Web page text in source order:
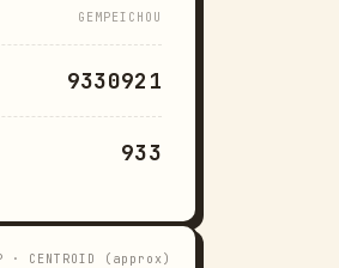
GEMPEICHOU
9330921
933
· CENTROID (approx)